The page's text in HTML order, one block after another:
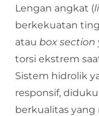
Lengan angkat (
berkekuatan
atau box section
torsi ekstrem
Sistem hidrolik
responsif,
berkualitas